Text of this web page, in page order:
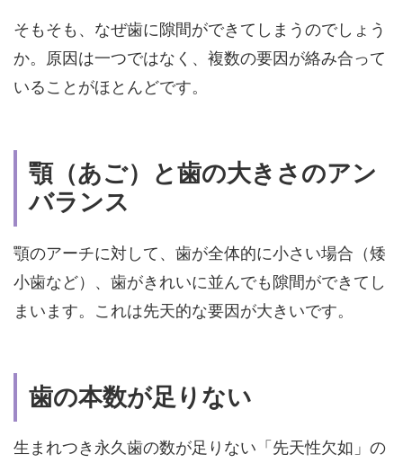
そもそも、なぜ歯に隙間ができてしまうのでしょう
か。原因は一つではなく、複数の要因が絡み合って
いることがほとんどです。
顎（あご）と歯の大きさのアン
バランス
顎のアーチに対して、歯が全体的に小さい場合（矮
小歯など）、歯がきれいに並んでも隙間ができてし
まいます。これは先天的な要因が大きいです。
歯の本数が足りない
生まれつき永久歯の数が足りない「先天性欠如」の